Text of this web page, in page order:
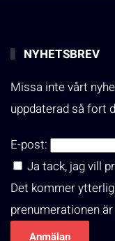
NYHETSBREV
Missa inte vårt
uppdaterad så fort
E-post:
Ja tack, jag vill
Det kommer
prenumerationen